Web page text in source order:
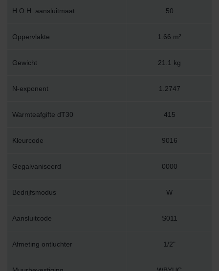
H.O.H. aansluitmaat 50
Oppervlakte 1.66 m²
Gewicht 21.1 kg
N-exponent 1.2747
Warmteafgifte dT30 415
Kleurcode 9016
Gegalvaniseerd 0000
Bedrijfsmodus W
Aansluitcode S011
Afmeting ontluchter 1/2"